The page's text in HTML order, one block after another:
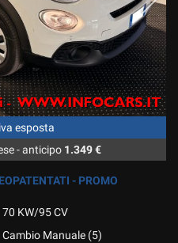
esposta
-anticipo 1.349 €
- PROMO
70 KW/95 CV
Cambio Manuale (5)